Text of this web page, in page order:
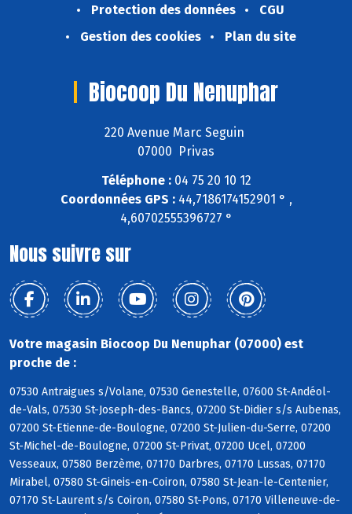
Protection des données
CGU
Gestion des cookies
Plan du site
Biocoop Du Nenuphar
220 Avenue Marc Seguin
07000 Privas
Téléphone :04 75 20 10 12
Coordonnées GPS :44,7186174152901 ° ,
4,60702555396727 °
Nous suivre sur
Votre magasin Biocoop Du Nenuphar (07000) est
proche de :
07530 Antraigues s/Volane, 07530 Genestelle, 07600 St-Andéol-
de-Vals, 07530 St-Joseph-des-Bancs, 07200 St-Didier s/s Aubenas,
07200 St-Etienne-de-Boulogne, 07200 St-Julien-du-Serre, 07200
St-Michel-de-Boulogne, 07200 St-Privat, 07200 Ucel, 07200
Vesseaux, 07580 Berzème, 07170 Darbres, 07170 Lussas, 07170
Mirabel, 07580 St-Gineis-en-Coiron, 07580 St-Jean-le-Centenier,
07170 St-Laurent s/s Coiron, 07580 St-Pons, 07170 Villeneuve-de-